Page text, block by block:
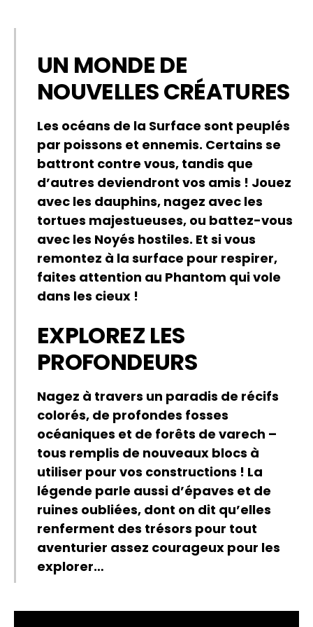
UN MONDE DE
NOUVELLES CRÉATURES
Les océans de la Surface sont peuplés
par poissons et ennemis. Certains se
battront contre vous, tandis que
d’autres deviendront vos amis ! Jouez
avec les dauphins, nagez avec les
tortues majestueuses, ou battez-vous
avec les Noyés hostiles. Et si vous
remontez à la surface pour respirer,
faites attention au Phantom qui vole
dans les cieux !
EXPLOREZ LES
PROFONDEURS
Nagez à travers un paradis de récifs
colorés, de profondes fosses
océaniques et de forêts de varech –
tous remplis de nouveaux blocs à
utiliser pour vos constructions ! La
légende parle aussi d’épaves et de
ruines oubliées, dont on dit qu’elles
renferment des trésors pour tout
aventurier assez courageux pour les
explorer…